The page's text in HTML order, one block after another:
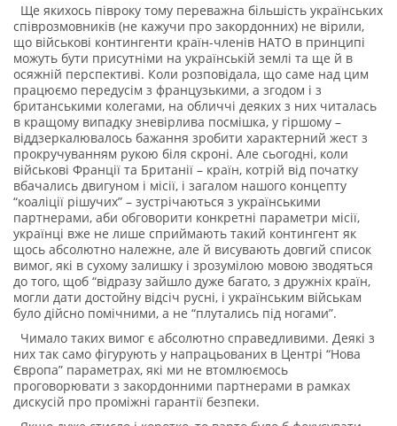
Ще якихось півроку тому переважна більшість українських
співрозмовників (не кажучи про закордонних) не вірили,
що військові контингенти країн-членів НАТО в принципі
можуть бути присутніми на українській землі та ще й в
осяжній перспективі. Коли розповідала, що саме над цим
працюємо передусім з французькими, а згодом і з
британськими колегами, на обличчі деяких з них читалась
в кращому випадку зневірлива посмішка, у гіршому –
віддзеркалювалось бажання зробити характерний жест з
прокручуванням рукою біля скроні. Але сьогодні, коли
військові Франції та Британії – країн, котрій від початку
вбачались двигуном і місії, і загалом нашого концепту
“коаліції рішучих” – зустрічаються з українськими
партнерами, аби обговорити конкретні параметри місії,
українці вже не лише сприймають такий контингент як
щось абсолютно належне, але й висувають довгий список
вимог, які в сухому залишку і зрозумілою мовою зводяться
до того, щоб “відразу зайшло дуже багато, з дружніх країн,
могли дати достойну відсіч русні, і українським військам
було дійсно помічними, а не “плутались під ногами”.
Чимало таких вимог є абсолютно справедливими. Деякі з
них так само фігурують у напрацьованих в Центрі “Нова
Європа” параметрах, які ми не втомлюємось
проговорювати з закордонними партнерами в рамках
дискусій про проміжні гарантії безпеки.